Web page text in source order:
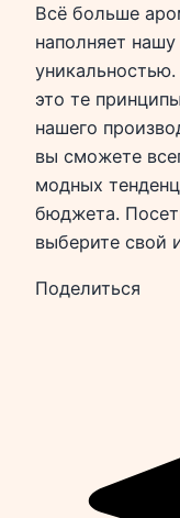
Всё больше
наполняет
это те
нашего
вы сможете
модных
бюджета.
выберите свой
Поделиться